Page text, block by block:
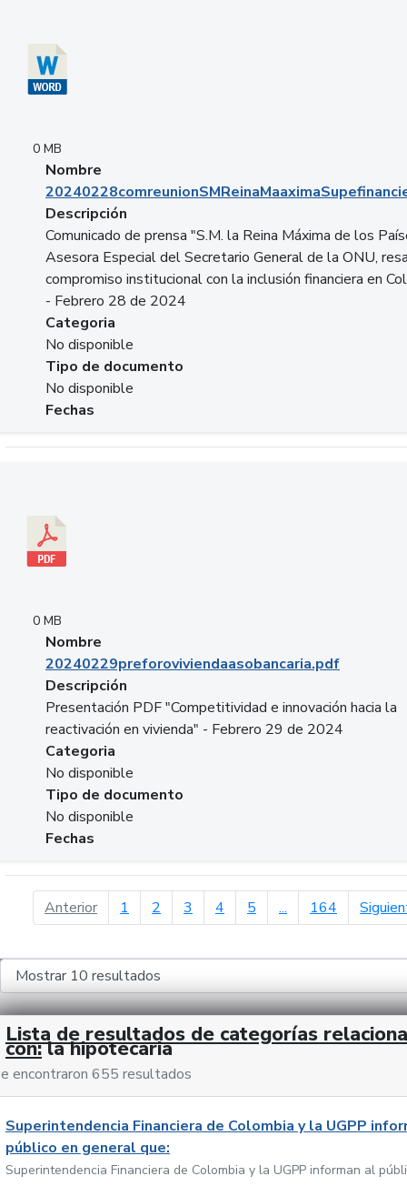
0 MB
Nombre
Descripción
Comunicado de prensa "S.M. la Reina Máxima de los
Asesora Especial del Secretario General de la ONU,
compromiso institucional con la inclusión financiera en
- Febrero 28 de 2024
Categoria
No disponible
Tipo de documento
No disponible
Fechas
0 MB
Nombre
20240229preforoviviendaasobancaria.pdf
Descripción
Presentación PDF "Competitividad e innovación hacia la
reactivación en vivienda" - Febrero 29 de 2024
Categoria
No disponible
Tipo de documento
No disponible
Fechas
Anteriorpágina anterior
1 2 3 4 5 ... 164
Lista de resultados de categorías
con: la hipotecaria
encontraron 655 resultados
Superintendencia Financiera de Colombia y la UGPP
público en general que:
Superintendencia Financiera de Colombia y la UGPP informan al